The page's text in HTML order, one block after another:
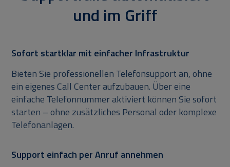
und im Griff
Sofort startklar mit einfacher Infrastruktur
Bieten Sie professionellen Telefonsupport an, ohne
ein eigenes Call Center aufzubauen. Über eine
einfache Telefonnummer aktiviert können Sie sofort
starten – ohne zusätzliches Personal oder komplexe
Telefonanlagen.
Support einfach per Anruf annehmen